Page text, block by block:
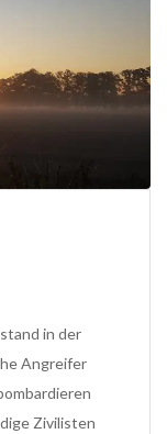
in der
Angreifer
Zivilisten